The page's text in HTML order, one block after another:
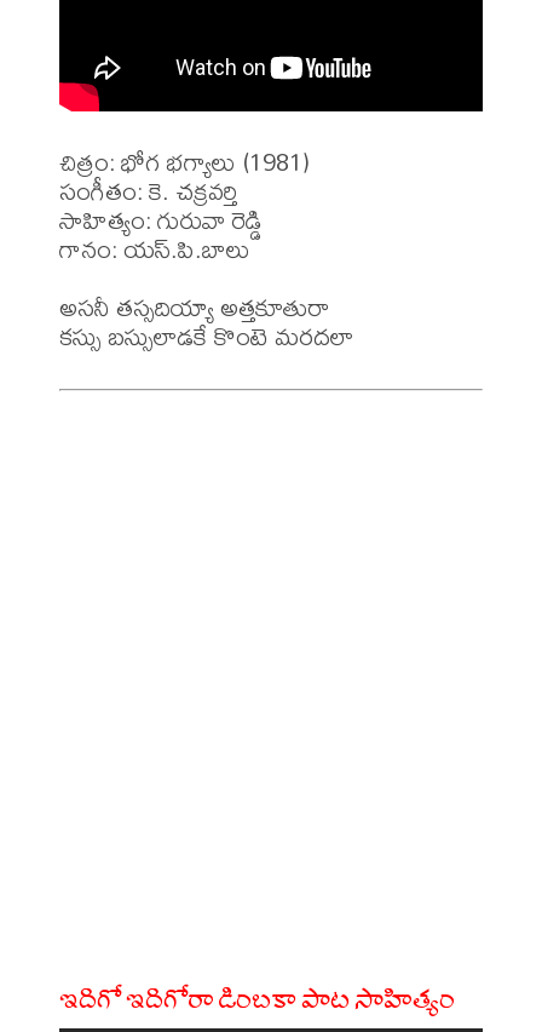
చిత్రం: భోగ భగ్యాలు (1981)
సంగీతం: కె. చక్రవర్తి
సాహిత్యం: గురువా రెడ్డి
గానం: యస్.పి.బాలు
అసనీ తస్సదియ్యా అత్తకూతురా
ఇదిగో ఇదిగోరా డింబకా పాట సాహిత్యం